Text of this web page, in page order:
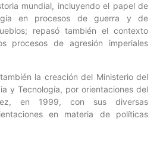
mundial, incluyendo el papel de
en procesos de guerra y de
repasó también el contexto
procesos de agresión imperiales
la creación del Ministerio del
y Tecnología, por orientaciones del
en 1999, con sus diversas
en materia de políticas